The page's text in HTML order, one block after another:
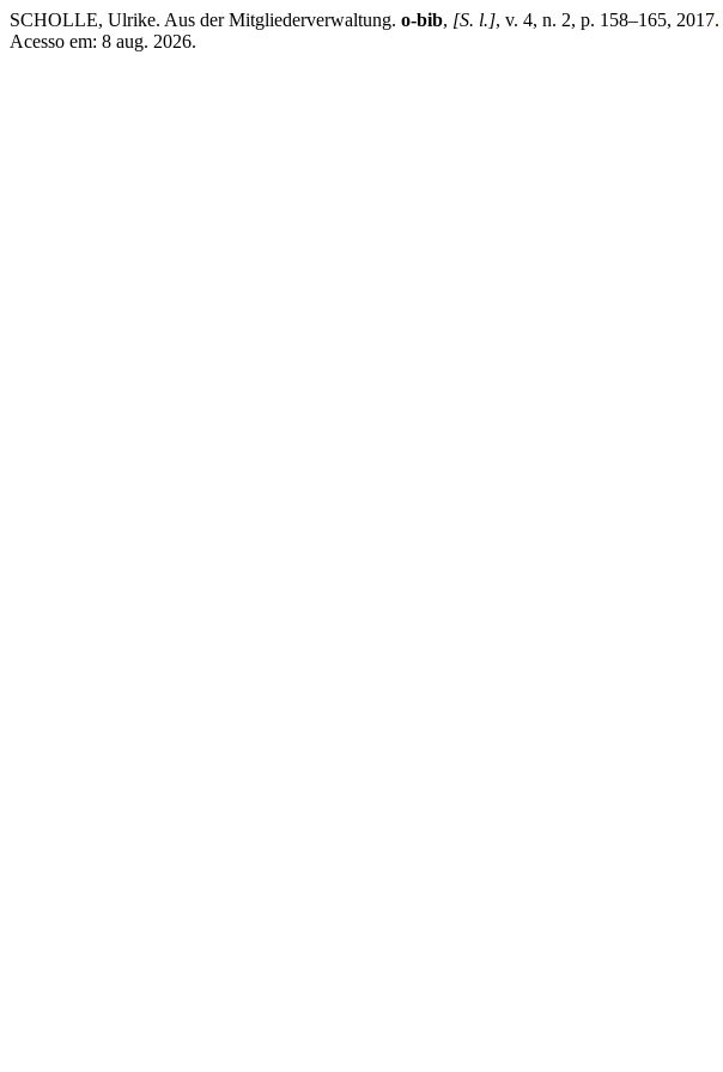
SCHOLLE, Ulrike. Aus der Mitgliederverwaltung. o-bib, [S. l.], v. 4, n. 2, p. 158–165, 2017.
Acesso em: 8 aug. 2026.